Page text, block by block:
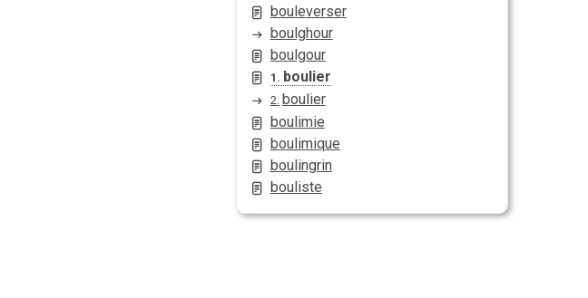
bouleverser
boulghour
boulgour
1. boulier
2. boulier
boulimie
boulimique
boulingrin
bouliste